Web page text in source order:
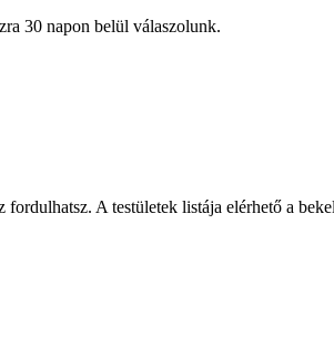
30 napon belül válaszolunk.
A testületek listája elérhető a